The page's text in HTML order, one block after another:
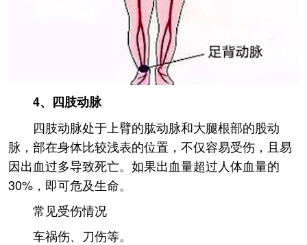
4、四肢动脉
四肢动脉处于上臂的肱动脉和大腿根部的股动
脉，部在身体比较浅表的位置，不仅容易受伤，且易
因出血过多导致死亡。如果出血量超过人体血量的
30%，即可危及生命。
常见受伤情况
车祸伤、刀伤等。